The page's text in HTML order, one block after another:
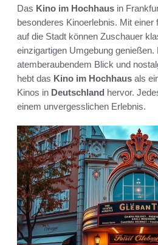
Das Kino im Hochhaus in
besonderes Kinoerlebnis. Mit
auf die Stadt können Zuschauer
einzigartigen Umgebung
atemberaubendem Blick und
hebt das Kino im Hochhaus als
Kinos in Deutschland hervor.
einem unvergesslichen Erlebnis.